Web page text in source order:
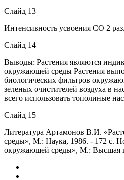
Слайд 13
Интенсивность усвоения СО 2
Слайд 14
Выводы: Растения являются
окружающей среды Растения
биологических фильтров
зеленых очистителей воздуха в
всего использовать тополиные
Слайд 15
Литература Артамонов В.И.
среды», М.: Наука, 1986. - 172 с.
окружающей среды», М.: Высшая